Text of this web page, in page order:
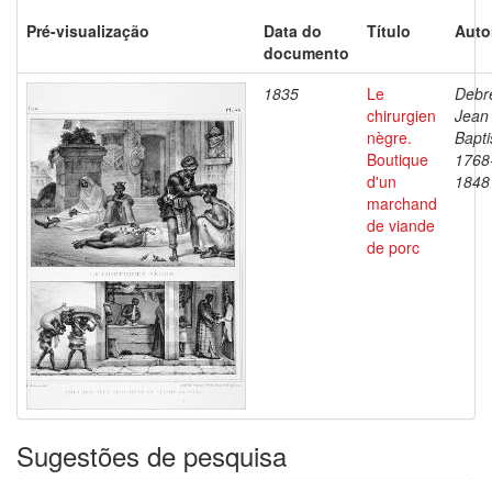
Pré-visualização
Data do
documento
Título
1835
Le
chirurgien
nègre.
Boutique
d'un
marchand
de viande
de porc
Jean
1848
Sugestões de pesquisa